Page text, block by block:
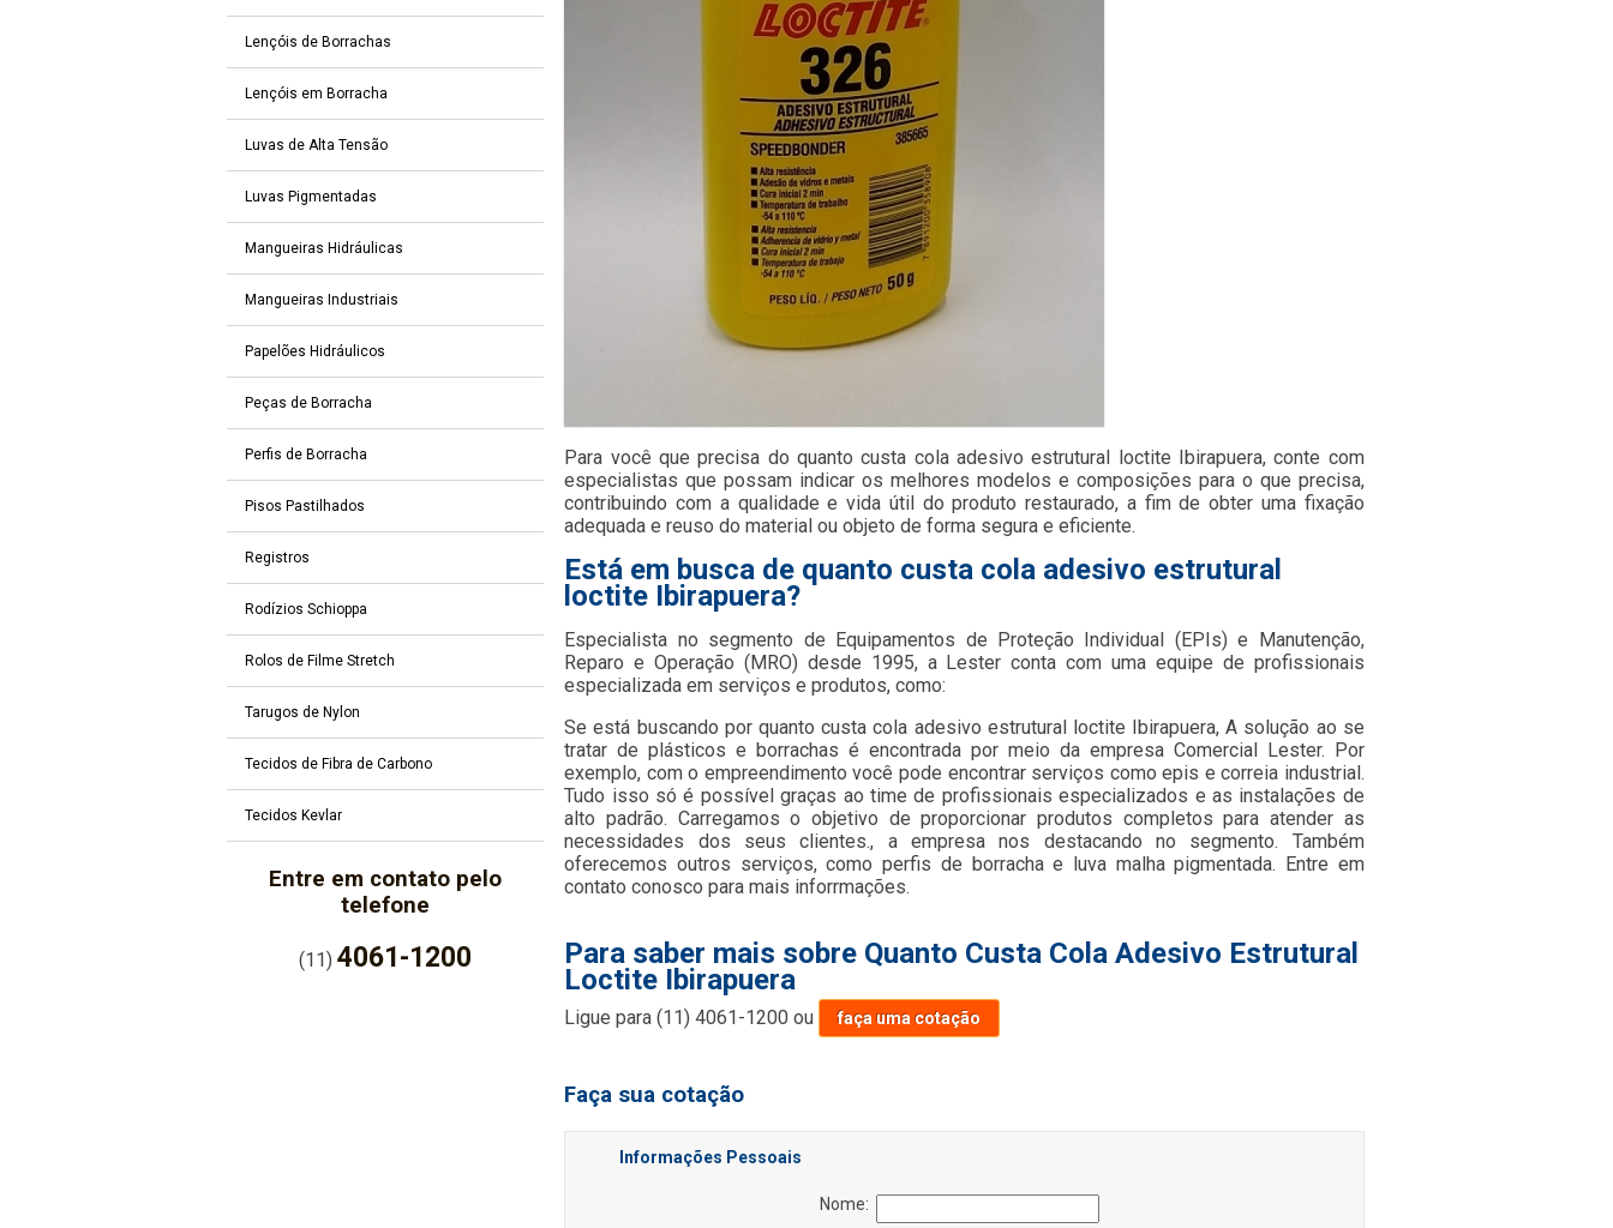
Lençóis de Borrachas
Lençóis em Borracha
Luvas de Alta Tensão
Luvas Pigmentadas
Mangueiras Hidráulicas
Mangueiras Industriais
Papelões Hidráulicos
Peças de Borracha
Perfis de Borracha
Pisos Pastilhados
Registros
Rodízios Schioppa
Rolos de Filme Stretch
Tarugos de Nylon
Tecidos de Fibra de Carbono
Tecidos Kevlar
Entre em contato pelo
telefone
(11)4061-1200
Para você que precisa do quanto custa cola adesivo estrutural loctite Ibirapuera, conte com
especialistas que possam indicar os melhores modelos e composições para o que precisa,
contribuindo com a qualidade e vida útil do produto restaurado, a fim de obter uma fixação
adequada e reuso do material ou objeto de forma segura e eficiente.
Está em busca de quanto custa cola adesivo estrutural
loctite Ibirapuera?
Especialista no segmento de Equipamentos de Proteção Individual (EPIs) e Manutenção,
Reparo e Operação (MRO) desde 1995, a Lester conta com uma equipe de profissionais
especializada em serviços e produtos, como:
Se está buscando por quanto custa cola adesivo estrutural loctite Ibirapuera, A solução ao se
tratar de plásticos e borrachas é encontrada por meio da empresa Comercial Lester. Por
exemplo, com o empreendimento você pode encontrar serviços como epis e correia industrial.
Tudo isso só é possível graças ao time de profissionais especializados e as instalações de
alto padrão. Carregamos o objetivo de proporcionar produtos completos para atender as
necessidades dos seus clientes., a empresa nos destacando no segmento. Também
oferecemos outros serviços, como perfis de borracha e luva malha pigmentada. Entre em
contato conosco para mais inforrmações.
Para saber mais sobre Quanto Custa Cola Adesivo Estrutural
Loctite Ibirapuera
Ligue para(11) 4061-1200 ou faça uma cotação
Faça sua cotação
Informações Pessoais
Nome: